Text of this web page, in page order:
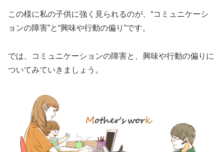
この様に私の子供に強く見られるのが、“コミュニケーシ
ョンの障害”と“興味や行動の偏り”です。
では、コミュニケーションの障害と、興味や行動の偏りに
ついてみていきましょう。